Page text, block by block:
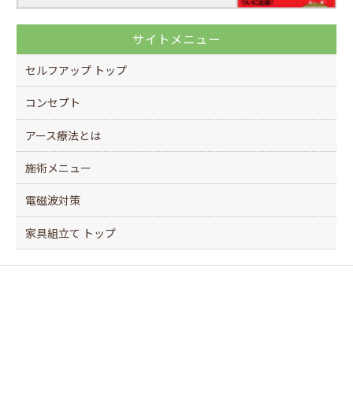
サイトメニュー
セルフアップ トップ
コンセプト
アース療法とは
施術メニュー
電磁波対策
家具組立て トップ